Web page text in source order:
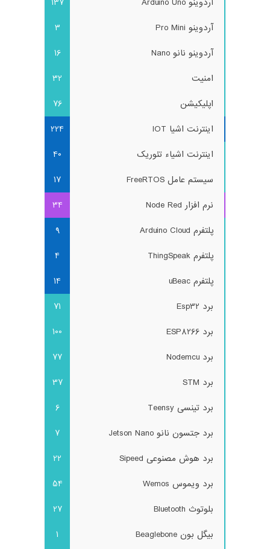
آردوینو Arduino Uno
137
آردوینو Pro Mini
3
آردوینو نانو Nano
16
امنیت
32
اپلیکیشن
76
اینترنت اشیا IOT
224
اینترنت اشیاء تئوریک
40
سیستم عامل FreeRTOS
17
نرم افزار Node Red
34
پلتفرم Arduino Cloud
9
پلتفرم ThingSpeak
4
پلتفرم uBeac
14
برد Esp32
71
برد ESP8266
100
برد Nodemcu
77
برد STM
37
برد تینسی Teensy
6
برد جتسون نانو Jetson Nano
7
برد هوش مصنوعی Sipeed
22
برد ویموس Wemos
54
بلوتوث Bluetooth
27
بیگل بون Beaglebone
1